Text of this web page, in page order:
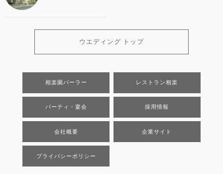
ウエディング トップ
相楽園パーラー レストラン相楽
パーティ・宴会 採用情報
会社概要 企業サイト
プライバシーポリシー